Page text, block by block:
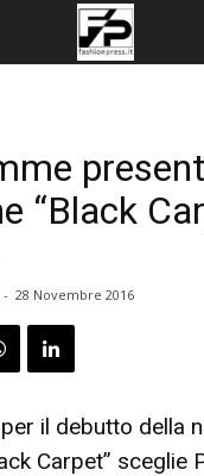
“Black
- 28 Novembre 2016
il debutto della
Carpet” sceglie